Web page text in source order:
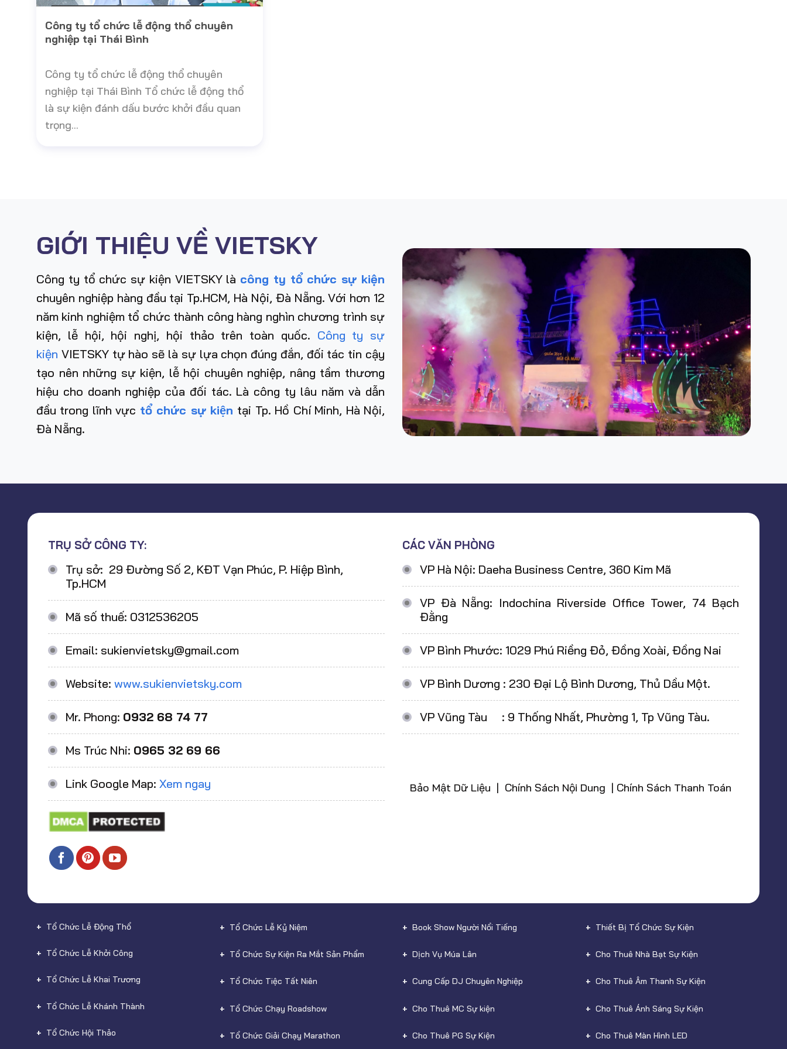
Công ty tổ chức lễ động thổ chuyên
nghiệp tại Thái Bình
Công ty tổ chức lễ động thổ chuyên
nghiệp tại Thái Bình Tổ chức lễ động thổ
là sự kiện đánh dấu bước khởi đầu quan
trọng...
GIỚI THIỆU VỀ VIETSKY
Công ty tổ chức sự kiện VIETSKY là công ty tổ chức sự kiện
chuyên nghiệp hàng đầu tại Tp.HCM, Hà Nội, Đà Nẵng. Với hơn 12
năm kinh nghiệm tổ chức thành công hàng nghìn chương trình sự
kiện, lễ hội, hội nghị, hội thảo trên toàn quốc. Công ty sự
kiện VIETSKY tự hào sẽ là sự lựa chọn đúng đắn, đối tác tin cậy
tạo nên những sự kiện, lễ hội chuyên nghiệp, nâng tầm thương
hiệu cho doanh nghiệp của đối tác. Là công ty lâu năm và dẫn
đầu trong lĩnh vực tổ chức sự kiện tại Tp. Hồ Chí Minh, Hà Nội,
Đà Nẵng.
TRỤ SỞ CÔNG TY:
Trụ sở: 29 Đường Số 2, KĐT Vạn Phúc, P. Hiệp Bình,
Tp.HCM
Mã số thuế: 0312536205
Email: sukienvietsky@gmail.com
Website: www.sukienvietsky.com
Mr. Phong: 0932 68 74 77
Ms Trúc Nhi: 0965 32 69 66
Link Google Map: Xem ngay
CÁC VĂN PHÒNG
VP Hà Nội: Daeha Business Centre, 360 Kim Mã
VP Đà Nẵng: Indochina Riverside Office Tower, 74 Bạch
Đằng
VP Bình Phước: 1029 Phú Riềng Đỏ, Đồng Xoài, Đồng Nai
VP Bình Dương : 230 Đại Lộ Bình Dương, Thủ Dầu Một.
VP Vũng Tàu : 9 Thống Nhất, Phường 1, Tp Vũng Tàu.
Bảo Mật Dữ Liệu | Chính Sách Nội Dung | Chính Sách Thanh Toán
Tổ Chức Lễ Động Thổ
Tổ Chức Lễ Khởi Công
Tổ Chức Lễ Khai Trương
Tổ Chức Lễ Khánh Thành
Tổ Chức Hội Thảo
Tổ Chức Lễ Kỷ Niệm
Tổ Chức Sự Kiện Ra Mắt Sản Phẩm
Tổ Chức Tiệc Tất Niên
Tổ Chức Chạy Roadshow
Tổ Chức Giải Chạy Marathon
Book Show Người Nổi Tiếng
Dịch Vụ Múa Lân
Cung Cấp DJ Chuyên Nghiệp
Cho Thuê MC Sự kiện
Cho Thuê PG Sự Kiện
Thiết Bị Tổ Chức Sự Kiện
Cho Thuê Nhà Bạt Sự Kiện
Cho Thuê Âm Thanh Sự Kiện
Cho Thuê Ánh Sáng Sự Kiện
Cho Thuê Màn Hình LED